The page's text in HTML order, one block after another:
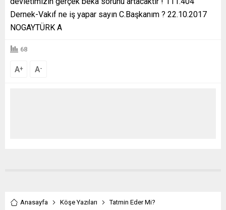
Dernek-Vakıf ne iş yapar sayın C.Başkanım ? 22.10.2017
NOGAYTÜRK A
68
A+ A-
Anasayfa Köşe Yazıları Tatmin Eder Mi?